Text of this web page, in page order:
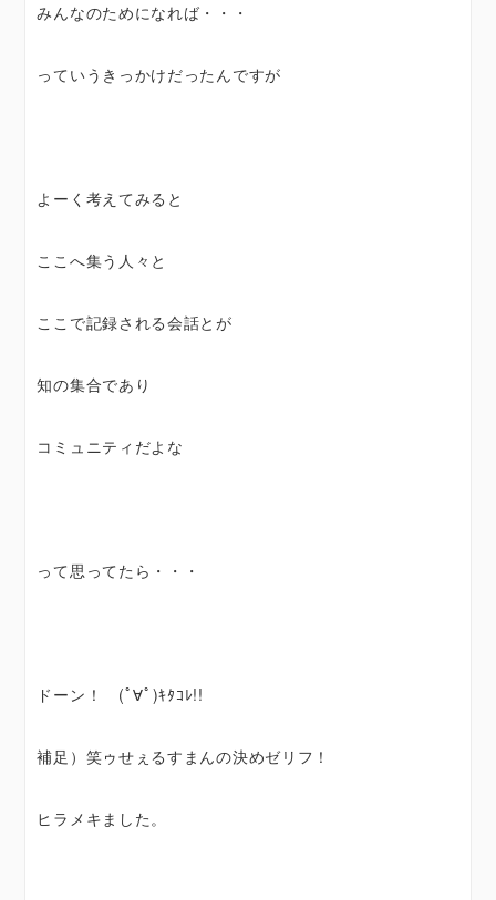
みんなのためになれば・・・
っていうきっかけだったんですが
よーく考えてみると
ここへ集う人々と
ここで記録される会話とが
知の集合であり
コミュニティだよな
って思ってたら・・・
ドーン！ (ﾟ∀ﾟ)ｷﾀｺﾚ!!
補足）笑ゥせぇるすまんの決めゼリフ！
ヒラメキました。